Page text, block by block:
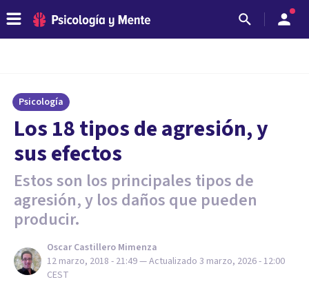
Psicología
Los 18 tipos de agresión, y
sus efectos
Estos son los principales tipos de
agresión, y los daños que pueden
producir.
Oscar Castillero Mimenza
12 marzo, 2018 - 21:49— Actualizado 3 marzo, 2026 - 12:00
CEST